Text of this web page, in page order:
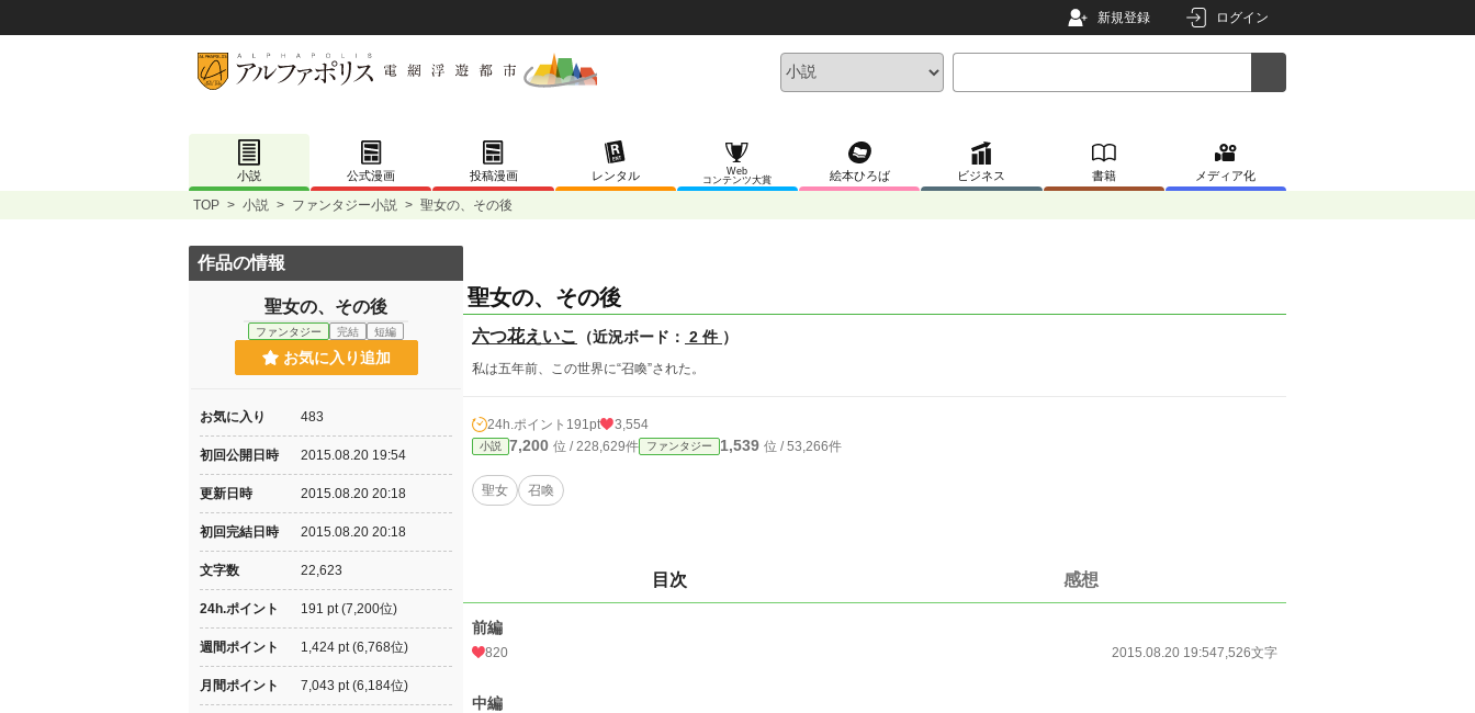
新規登録 ログイン
小説 公式漫画 投稿漫画 レンタル
Web
コンテンツ大賞
絵本ひろば ビジネス 書籍 メディア化
TOP > 小説 > ファンタジー小説 > 聖女の、その後
聖女の、その後
六つ花えいこ （近況ボード： 2 件 ）
私は五年前、この世界に“召喚”された。
24h.ポイント 191pt 3,554
小説 7,200 位 / 228,629件 ファンタジー 1,539 位 / 53,266件
聖女 召喚
目次 感想
前編
820 2015.08.20 19:547,526文字
中編
作品の情報
聖女の、その後
ファンタジー 完結 短編
お気に入り追加
お気に入り 483
初回公開日時 2015.08.20 19:54
更新日時 2015.08.20 20:18
初回完結日時 2015.08.20 20:18
文字数 22,623
24h.ポイント 191 pt (7,200位)
週間ポイント 1,424 pt (6,768位)
月間ポイント 7,043 pt (6,184位)